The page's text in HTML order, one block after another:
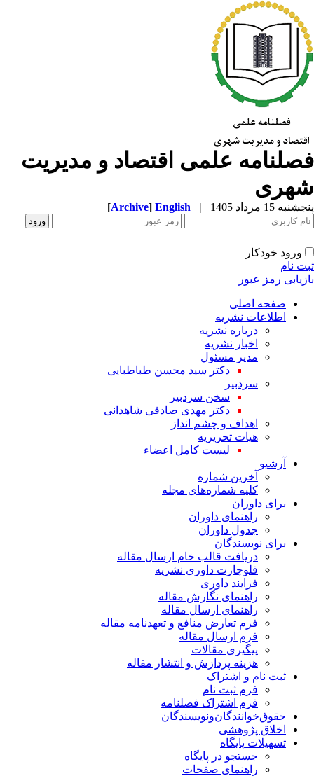
علمی اقتصاد و مدیریت
15 مرداد 1405 |
English
[Archive]
ورود خودکار
نام
رمز عبور
صفحه اصلی
اطلاعات نشریه
درباره نشریه
اخبار نشریه
مدیر مسئول
دکتر سید محسن طباطبایی
سردبیر
سخن سردبیر
دکتر مهدی صادقی شاهدانی
اهداف و چشم انداز
هیات تحریریه
لیست کامل اعضاء
آرشیو
آخرین شماره
کلیه شماره‌های مجله
برای داوران
راهنمای داوران
جدول داوران
برای نویسندگان
دریافت قالب خام ارسال مقاله
فلوچارت داوری نشریه
فرایند داوری
راهنمای نگارش مقاله
راهنمای ارسال مقاله
فرم تعارض منافع و تعهدنامه مقاله
فرم ارسال مقاله
پیگیری مقالات
هزینه پردازش و انتشار مقاله
ثبت نام و اشتراک
فرم ثبت نام
فرم اشتراک فصلنامه
حقوق‌خوانندگان‌و‌نویسندگان
اخلاق پژوهشی
تسهیلات پایگاه
جستجو در پایگاه
راهنمای صفحات